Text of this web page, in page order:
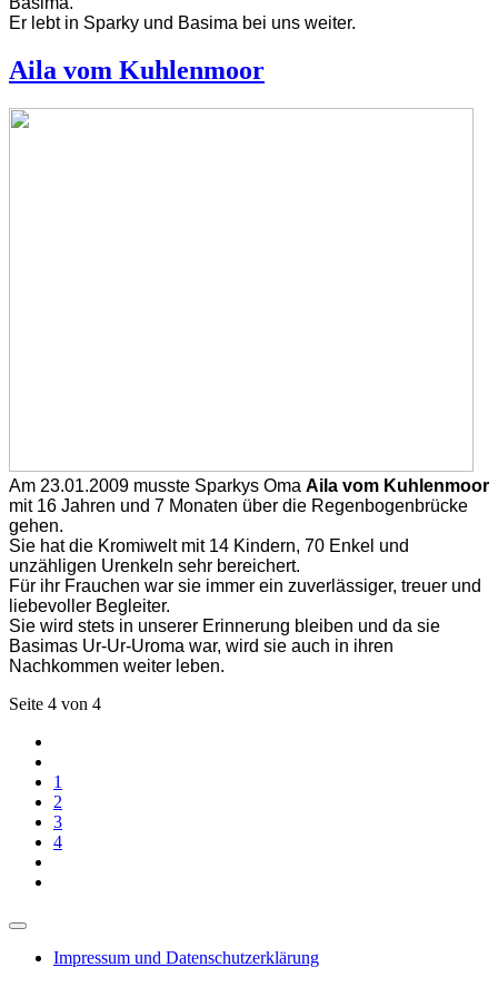
Er lebt in Sparky und Basima bei uns weiter.
Aila vom Kuhlenmoor
Am 23.01.2009 musste Sparkys Oma Aila vom Kuhlenmoor
mit 16 Jahren und 7 Monaten über die Regenbogenbrücke
gehen.
Sie hat die Kromiwelt mit 14 Kindern, 70 Enkel und
unzähligen Urenkeln sehr bereichert.
Für ihr Frauchen war sie immer ein zuverlässiger, treuer und
liebevoller Begleiter.
Sie wird stets in unserer Erinnerung bleiben und da sie
Basimas Ur-Ur-Uroma war, wird sie auch in ihren
Nachkommen weiter leben.
Seite 4 von 4
1
2
3
4
Impressum und Datenschutzerklärung